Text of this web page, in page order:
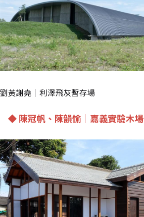
劉黃謝堯｜利澤飛灰暫存場
◆ 陳冠帆、陳韻愉｜嘉義實驗木場